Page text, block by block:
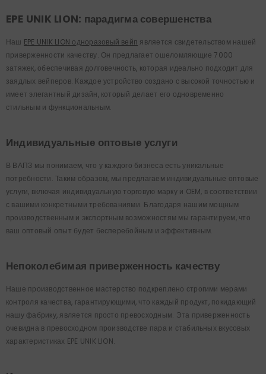
EPE UNIK LION: парадигма совершенства
Наш EPE UNIK LION одноразовый вейп является свидетельством нашей
приверженности качеству. Он предлагает ошеломляющие 7000
затяжек, обеспечивая долговечность, которая идеально подходит для
заядлых вейперов. Каждое устройство создано с высокой точностью и
имеет элегантный дизайн, который делает его одновременно
стильным и функциональным.
Индивидуальные оптовые услуги
В ВАПЗ мы понимаем, что у каждого бизнеса есть уникальные
потребности. Таким образом, мы предлагаем индивидуальные оптовые
услуги, включая индивидуальную торговую марку и OEM, в соответствии
с вашими конкретными требованиями. Благодаря нашим мощным
производственным и экспортным возможностям мы гарантируем, что
ваш оптовый опыт будет бесперебойным и эффективным.
Непоколебимая приверженность качеству
Наше производственное мастерство подкреплено строгими мерами
контроля качества, гарантирующими, что каждый продукт, покидающий
нашу фабрику, является просто превосходным. Эта приверженность
очевидна в превосходном производстве пара и стабильных вкусовых
характеристиках EPE UNIK LION.